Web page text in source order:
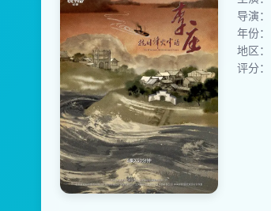
导演：
年份：
地区：
评分：